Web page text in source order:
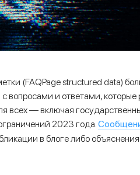
(FAQPage structured data)
вопросами и ответами, которые
всех — включая
2023 года.
в блоге либо